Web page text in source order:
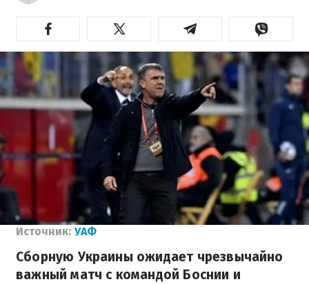
Источник: УАФ
Сборную Украины ожидает чрезвычайно
важный матч с командой Боснии и